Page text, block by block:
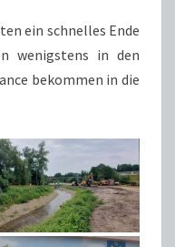
ein schnelles Ende
wenigstens in den
bekommen in die